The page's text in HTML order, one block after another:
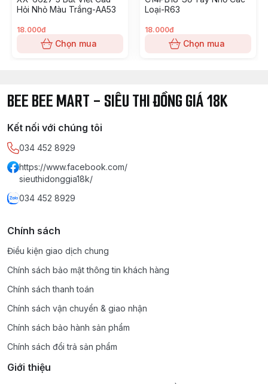
Hỏi Nhỏ Màu Trắng-AA53
18.000đ
Chọn mua
Loại-R63
18.000đ
Chọn mua
BEE BEE MART - SIÊU THI ĐỒNG GIÁ 18K
Kết nối với chúng tôi
034 452 8929
https://www.facebook.com/
sieuthidonggia18k/
034 452 8929
Chính sách
Điều kiện giao dịch chung
Chính sách bảo mật thông tin khách hàng
Chính sách thanh toán
Chính sách vận chuyển & giao nhận
Chính sách bảo hành sản phẩm
Chính sách đổi trả sản phẩm
Giới thiệu